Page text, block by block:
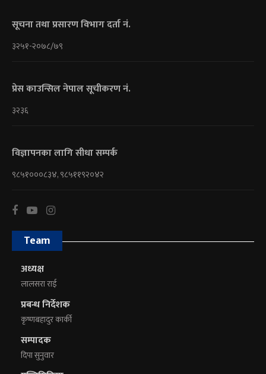
सूचना तथा प्रसारण विभाग दर्ता नं.
३२५१-२०७८/७९
प्रेस काउन्सिल नेपाल सूचीकरण नं.
३२३६
विज्ञापनका लागि सीधा सम्पर्क
९८५१०००८३४, ९८५११९२०४२
Team
अध्यक्ष
लालसरा राई
प्रबन्ध निर्देशक
कृष्णबहादुर कार्की
सम्पादक
दिपा सुनुवार